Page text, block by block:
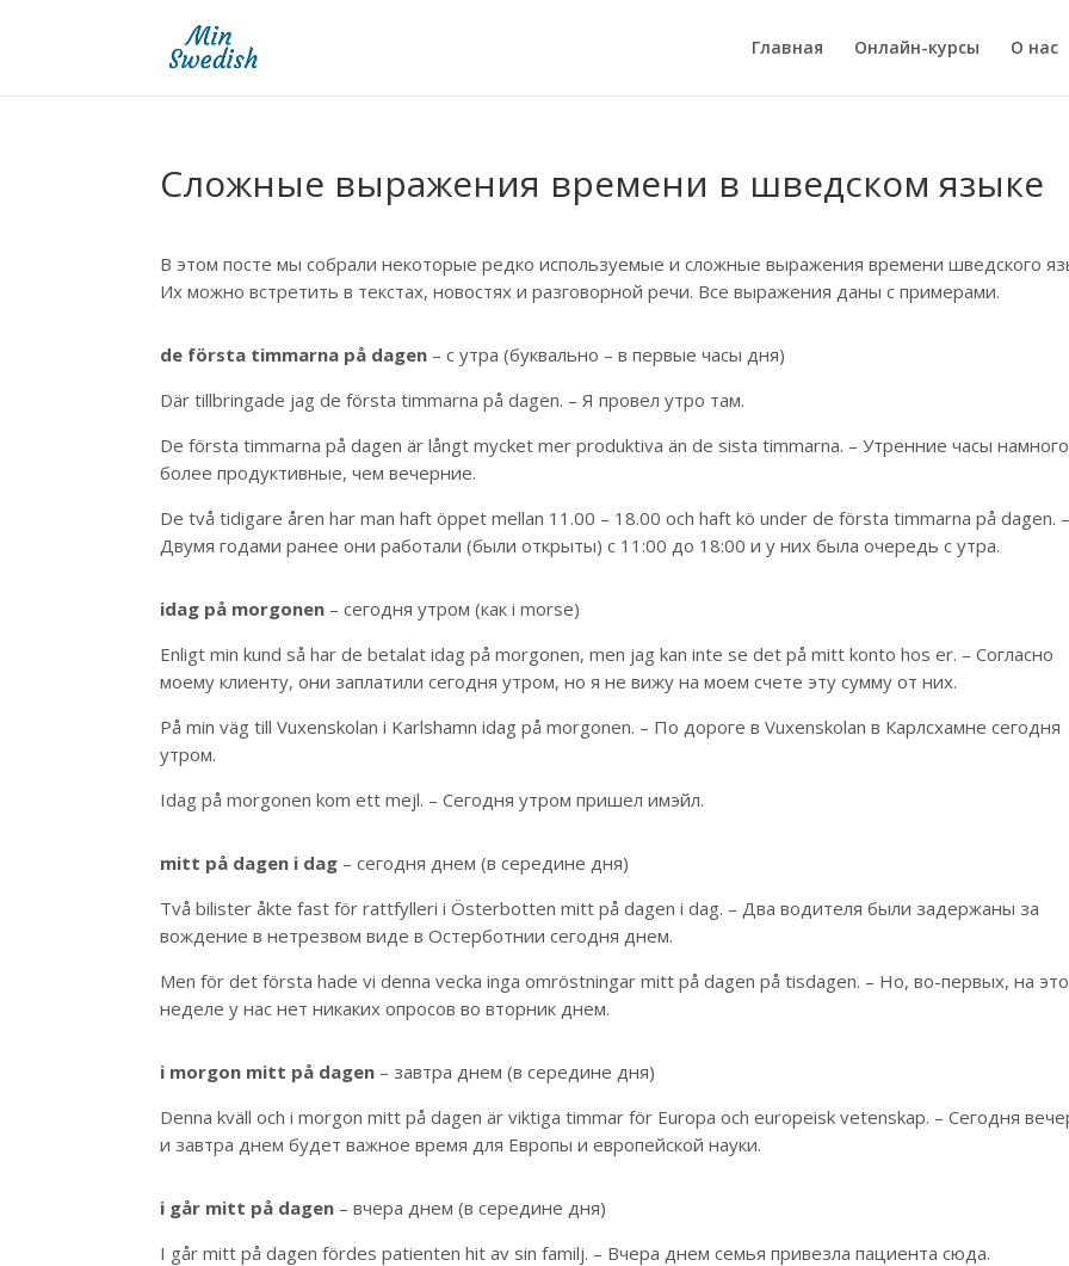
Главная Онлайн-курсы О нас
Сложные выражения времени в шведском языке
В этом посте мы собрали некоторые редко используемые и сложные выражения времени шведского
Их можно встретить в текстах, новостях и разговорной речи. Все выражения даны с примерами.
de första timmarna på dagen – с утра (буквально – в первые часы дня)
Där tillbringade jag de första timmarna på dagen. – Я провел утро там.
De första timmarna på dagen är långt mycket mer produktiva än de sista timmarna. – Утренние часы намного
более продуктивные, чем вечерние.
De två tidigare åren har man haft öppet mellan 11.00 – 18.00 och haft kö under de första timmarna på dagen.
Двумя годами ранее они работали (были открыты) с 11:00 до 18:00 и у них была очередь с утра.
idag på morgonen – сегодня утром (как i morse)
Enligt min kund så har de betalat idag på morgonen, men jag kan inte se det på mitt konto hos er. – Согласно
моему клиенту, они заплатили сегодня утром, но я не вижу на моем счете эту сумму от них.
På min väg till Vuxenskolan i Karlshamn idag på morgonen. – По дороге в Vuxenskolan в Карлсхамне сегодня
утром.
Idag på morgonen kom ett mejl. – Сегодня утром пришел имэйл.
mitt på dagen i dag – сегодня днем (в середине дня)
Två bilister åkte fast för rattfylleri i Österbotten mitt på dagen i dag. – Два водителя были задержаны за
вождение в нетрезвом виде в Остерботнии сегодня днем.
Men för det första hade vi denna vecka inga omröstningar mitt på dagen på tisdagen. – Но, во-первых, на
неделе у нас нет никаких опросов во вторник днем.
i morgon mitt på dagen – завтра днем (в середине дня)
Denna kväll och i morgon mitt på dagen är viktiga timmar för Europa och europeisk vetenskap. – Сегодня
и завтра днем будет важное время для Европы и европейской науки.
i går mitt på dagen – вчера днем (в середине дня)
I går mitt på dagen fördes patienten hit av sin familj. – Вчера днем семья привезла пациента сюда.